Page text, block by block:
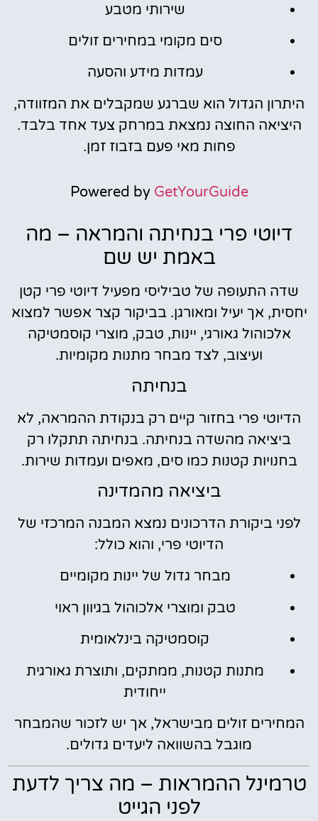
שירותי מטבע
סים מקומי במחירים זולים
עמדות מידע והסעה
היתרון הגדול הוא שברגע שמקבלים את המזוודה,
היציאה החוצה נמצאת במרחק צעד אחד בלבד.
פחות מאי פעם בזבוז זמן.
Powered by GetYourGuide
דיוטי פרי בנחיתה והמראה – מה
באמת יש שם
שדה התעופה של טביליסי מפעיל דיוטי פרי קטן
יחסית, אך יעיל ומאורגן. בביקור קצר אפשר למצוא
אלכוהול גאורגי, יינות, טבק, מוצרי קוסמטיקה
ועיצוב, לצד מבחר מתנות מקומיות.
בנחיתה
הדיוטי פרי בחזור קיים רק בנקודת ההמראה, לא
ביציאה מהשדה בנחיתה. בנחיתה תתקלו רק
בחנויות קטנות כמו סים, מאפים ועמדות שירות.
ביציאה מהמדינה
לפני ביקורת הדרכונים נמצא המבנה המרכזי של
הדיוטי פרי, והוא כולל:
מבחר גדול של יינות מקומיים
טבק ומוצרי אלכוהול בגיוון ראוי
קוסמטיקה בינלאומית
מתנות קטנות, ממתקים, ותוצרת גאורגית
ייחודית
המחירים זולים מבישראל, אך יש לזכור שהמבחר
מוגבל בהשוואה ליעדים גדולים.
טרמינל ההמראות – מה צריך לדעת
לפני הגייט